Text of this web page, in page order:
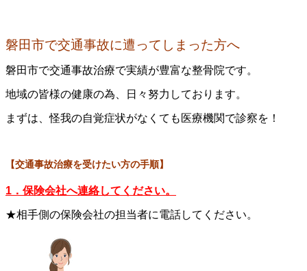
磐田市で交通事故に遭ってしまった方へ
磐田市で交通事故治療で実績が豊富な整骨院です。
地域の皆様の健康の為、日々努力しております。
まずは、怪我の自覚症状がなくても医療機関で診察を！
【交通事故治療を受けたい方の手順】
1．保険会社へ連絡してください。
★相手側の保険会社の担当者に電話してください。